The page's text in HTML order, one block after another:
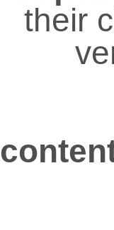
their